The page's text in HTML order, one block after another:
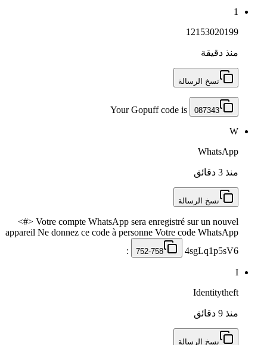
1
12153020199
منذ دقيقة
نسخ الرسالة
Your Gopuff code is 087343
W
WhatsApp
منذ 3 دقائق
نسخ الرسالة
<#> Votre compte WhatsApp sera enregistré sur un nouvel
appareil Ne donnez ce code à personne Votre code WhatsApp
:
752-758 4sgLq1p5sV6
I
Identitytheft
منذ 9 دقائق
نسخ الرسالة